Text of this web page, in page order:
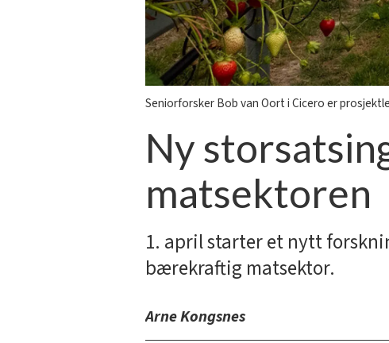
Seniorforsker Bob van Oort i Cicero er
Ny
matsektoren
1. april starter et nytt
bærekraftig matsektor.
Arne Kongsnes